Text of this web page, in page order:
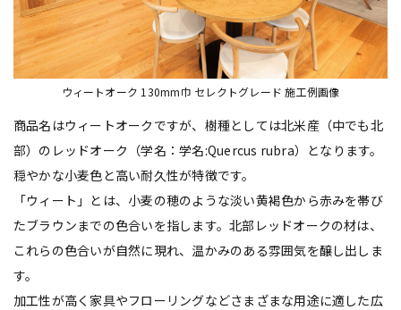
ウィートオーク 130mm巾 セレクトグレード 施工例画像
商品名はウィートオークですが、樹種としては北米産（中でも北
部）のレッドオーク（学名：学名:Quercus rubra）となります。
穏やかな小麦色と高い耐久性が特徴です。
「ウィート」とは、小麦の穂のような淡い黄褐色から赤みを帯び
たブラウンまでの色合いを指します。北部レッドオークの材は、
これらの色合いが自然に現れ、温かみのある雰囲気を醸し出しま
す。
加工性が高く家具やフローリングなどさまざまな用途に適した広